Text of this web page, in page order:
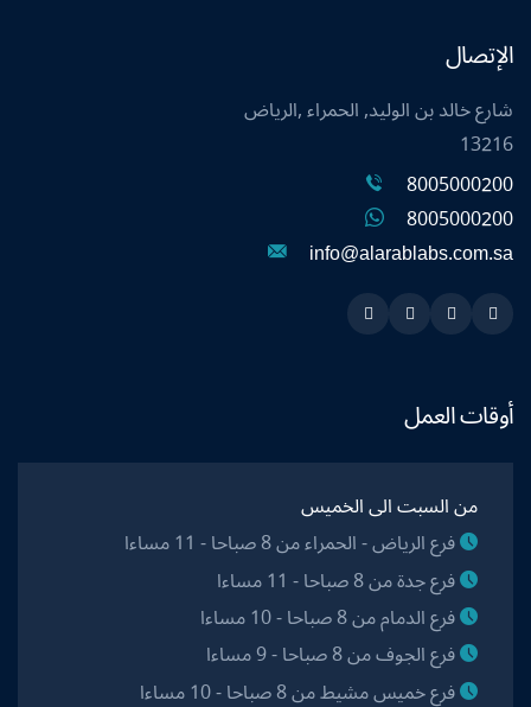
الإتصال
شارع خالد بن الوليد, الحمراء ,الرياض
13216
8005000200
8005000200
info@alarablabs.com.sa
Snapchat
Twitter
Linkedin
Instagram
أوقات العمل
من السبت الى الخميس
فرع الرياض - الحمراء من 8 صباحا - 11 مساءا
فرع جدة من 8 صباحا - 11 مساءا
فرع الدمام من 8 صباحا - 10 مساءا
فرع الجوف من 8 صباحا - 9 مساءا
فرع خميس مشيط من 8 صباحا - 10 مساءا